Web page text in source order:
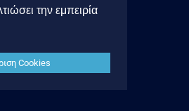
Δεδομένων
την εμπειρία
Cookies